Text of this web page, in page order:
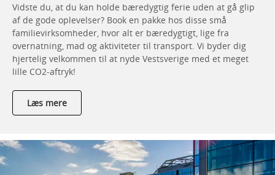
Vidste du, at du kan holde bæredygtig ferie uden at gå glip
af de gode oplevelser? Book en pakke hos disse små
familievirksomheder, hvor alt er bæredygtigt, lige fra
overnatning, mad og aktiviteter til transport. Vi byder dig
hjertelig velkommen til at nyde Vestsverige med et meget
lille CO2-aftryk!
Læs mere